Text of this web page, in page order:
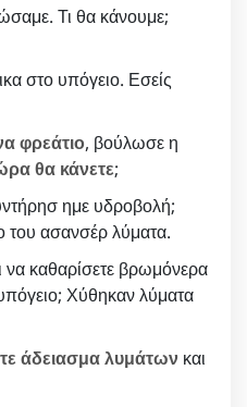
Τι θα κάνουμε;
στο υπόγειο. Εσείς
φρεάτιο, βούλωσε η
θα κάνετε;
ημε υδροβολή;
του ασανσέρ λύματα.
να καθαρίσετε βρωμόνερα
Χύθηκαν λύματα
άδειασμα λυμάτων και